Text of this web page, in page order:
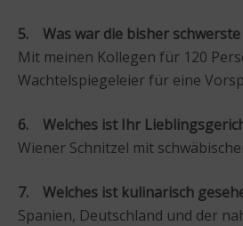
5. Was war die bisher schwerste
Mit meinen Kollegen für 120
Wachtelspiegeleier für eine
6. Welches ist Ihr
Wiener Schnitzel mit
7. Welches ist kulinarisch
Spanien, Deutschland und der